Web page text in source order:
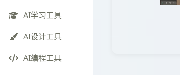
AI学习工具
AI设计工具
AI编程工具